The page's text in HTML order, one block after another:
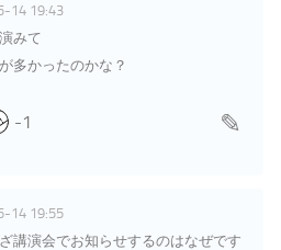
14 19:43
みて
多かったのかな？
-1
14 19:55
講演会でお知らせするのはなぜです